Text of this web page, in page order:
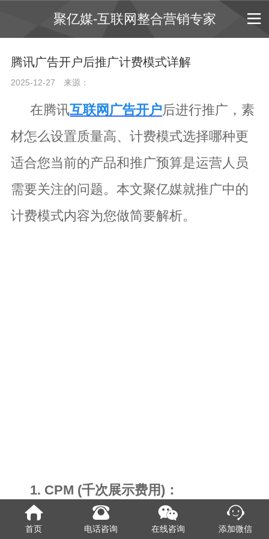
聚亿媒-互联网整合营销专家
腾讯广告开户后推广计费模式详解
2025-12-27 来源：
在腾讯互联网广告开户后进行推广，素
材怎么设置质量高、计费模式选择哪种更
适合您当前的产品和推广预算是运营人员
需要关注的问题。本文聚亿媒就推广中的
计费模式内容为您做简要解析。
1. CPM (千次展示费用)：
CPM是一种按千次展示的费用模式。在
首页 电话咨询 在线咨询 添加微信